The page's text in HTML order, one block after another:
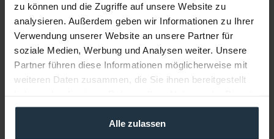
zu können und die Zugriffe auf unsere Website zu
analysieren. Außerdem geben wir Informationen zu Ihrer
Verwendung unserer Website an unsere Partner für
soziale Medien, Werbung und Analysen weiter. Unsere
Partner führen diese Informationen möglicherweise mit
weiteren Daten zusammen, die Sie ihnen bereitgestellt
gesammelt haben.
Alle zulassen
Weitere Artikel von ABC ansehen